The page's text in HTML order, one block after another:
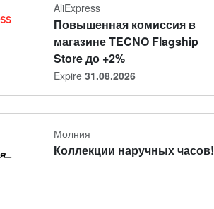
AliExpress
Повышенная комиссия в
магазине TECNO Flagship
Store до +2%
Expire 31.08.2026
Молния
Коллекции наручных часов!